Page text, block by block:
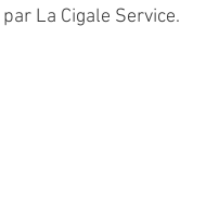
par La Cigale Service.